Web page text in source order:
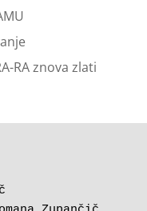
RA znova zlati